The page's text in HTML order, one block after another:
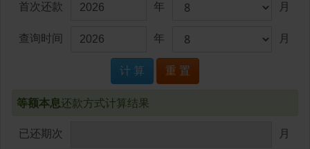
首次还款 年 月
查询时间 年 月
计 算 重 置
等额本息还款方式计算结果
已还期次 月